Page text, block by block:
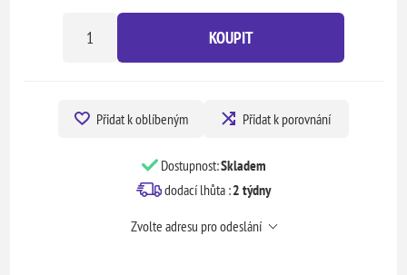
KOUPIT
Přidat k oblíbeným Přidat k porovnání
Dostupnost:Skladem
dodací lhůta :2 týdny
Zvolte adresu pro odeslání